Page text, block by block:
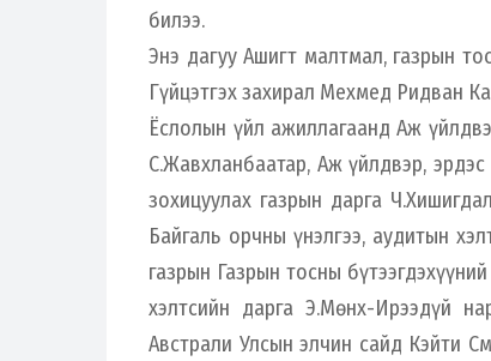
билээ.
Энэ дагуу Ашигт малтмал, газрын
Гүйцэтгэх захирал Мехмед Ридван
Ёслолын үйл ажиллагаанд Аж
С.Жавхланбаатар, Аж үйлдвэр,
зохицуулах газрын дарга
Байгаль орчны үнэлгээ, аудитын
газрын Газрын тосны
хэлтсийн дарга Э.Мөнх-Ирээдүй
Австрали Улсын элчин сайд Кэйти